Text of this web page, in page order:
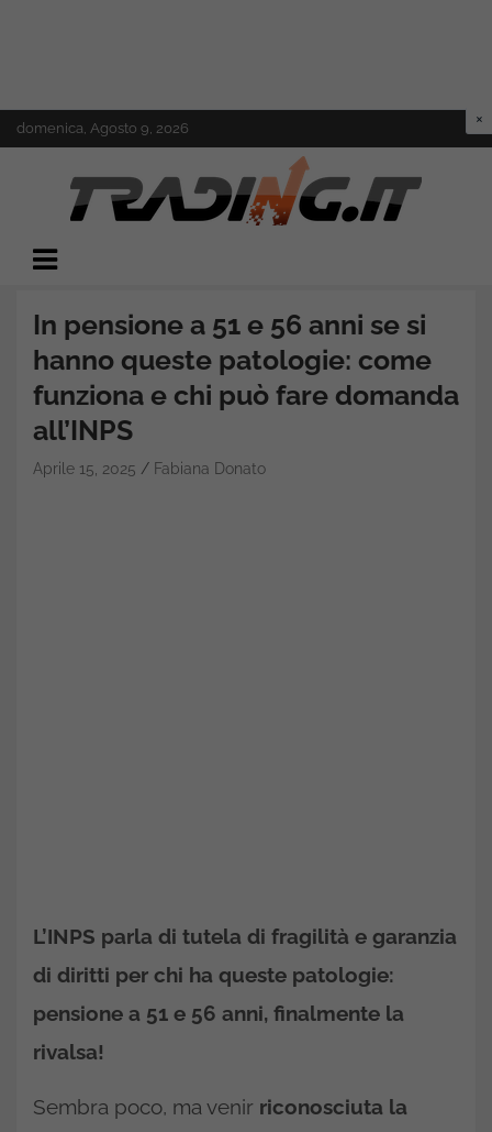
Skip
to
domenica, Agosto 9, 2026
Trading.it
In pensione a 51 e 56 anni se si
hanno queste patologie: come
funziona e chi può fare domanda
all’INPS
Aprile 15, 2025 Fabiana Donato
L’INPS parla di tutela di fragilità e garanzia
di diritti per chi ha queste patologie:
pensione a 51 e 56 anni, finalmente la
rivalsa!
Sembra poco, ma venir riconosciuta la